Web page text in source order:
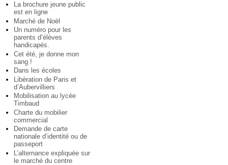
La brochure jeune public
est en ligne
Marché de Noël
Un numéro pour les
parents d’élèves
handicapés.
Cet été, je donne mon
sang !
Dans les écoles
Libération de Paris et
d’Aubervilliers
Mobilisation au lycée
Timbaud
Charte du mobilier
commercial
Demande de carte
nationale d’identité ou de
passeport
L’alternance expliquée sur
le marché du centre